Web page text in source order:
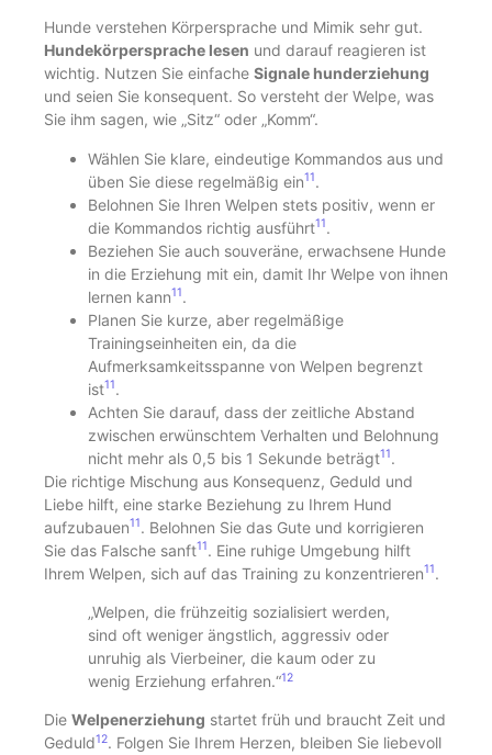
Hunde verstehen Körpersprache und Mimik sehr gut.
Hundekörpersprache lesen und darauf reagieren ist
wichtig. Nutzen Sie einfache Signale hunderziehung
und seien Sie konsequent. So versteht der Welpe, was
Sie ihm sagen, wie „Sitz“ oder „Komm“.
Wählen Sie klare, eindeutige Kommandos aus und
üben Sie diese regelmäßig ein11.
Belohnen Sie Ihren Welpen stets positiv, wenn er
die Kommandos richtig ausführt11.
Beziehen Sie auch souveräne, erwachsene Hunde
in die Erziehung mit ein, damit Ihr Welpe von ihnen
lernen kann11.
Planen Sie kurze, aber regelmäßige
Trainingseinheiten ein, da die
Aufmerksamkeitsspanne von Welpen begrenzt
ist11.
Achten Sie darauf, dass der zeitliche Abstand
zwischen erwünschtem Verhalten und Belohnung
nicht mehr als 0,5 bis 1 Sekunde beträgt11.
Die richtige Mischung aus Konsequenz, Geduld und
Liebe hilft, eine starke Beziehung zu Ihrem Hund
aufzubauen11. Belohnen Sie das Gute und korrigieren
Sie das Falsche sanft11. Eine ruhige Umgebung hilft
Ihrem Welpen, sich auf das Training zu konzentrieren11.
„Welpen, die frühzeitig sozialisiert werden,
sind oft weniger ängstlich, aggressiv oder
unruhig als Vierbeiner, die kaum oder zu
wenig Erziehung erfahren.“12
Die Welpenerziehung startet früh und braucht Zeit und
Geduld12. Folgen Sie Ihrem Herzen, bleiben Sie liebevoll